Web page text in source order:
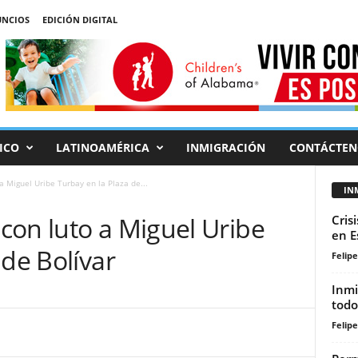
EDICIÓN DIGITAL
LATINOAMÉRICA INMIGRACIÓN
Miguel Uribe Turbay en la Plaza de...
luto a Miguel Uribe
Bolívar
en
todo